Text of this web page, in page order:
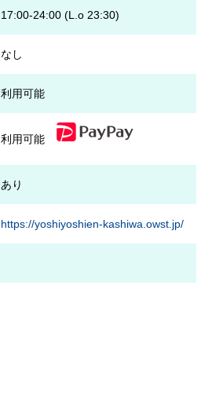
17:00-24:00 (L.o 23:30)
なし
利用可能
利用可能
あり
https://yoshiyoshien-kashiwa.owst.jp/